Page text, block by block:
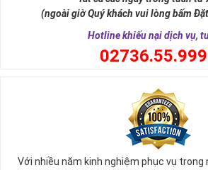
tài lộc, may mắn cho chủ sở hữu. Thật vậy,
tự nhiên, nó tượng trưng cho ngũ hành (Kim
), đạo quân tử có (Nhân - Nghĩa - Lễ - Trí
Phúc, Lộc, Thọ, Khang, Ninh).
sống sự hòa hợp, yên ổn, an lành. Cũng bởi
được sự hòa hợp, thuận lợi, bình an trong
nhanh chóng thành công, tiến tới những vị
(ngoài giờ Quý khách vui lòng bấm
Hotline khiếu nại dịch vụ,
0
Với nhiều năm kinh nghiệm phục vụ trong